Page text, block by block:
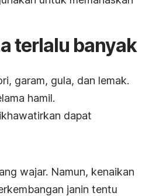
terlalu banyak
garam, gula, dan lemak.
hamil.
dapat
wajar. Namun, kenaikan
janin tentu